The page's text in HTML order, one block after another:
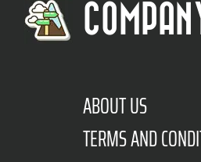
ABOUT US
TERMS AND